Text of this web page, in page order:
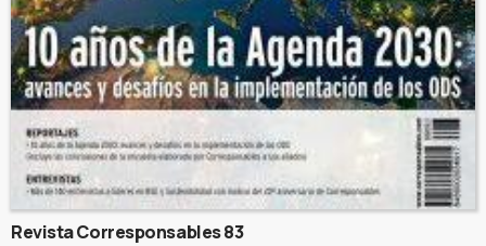
Revista Corresponsables 83